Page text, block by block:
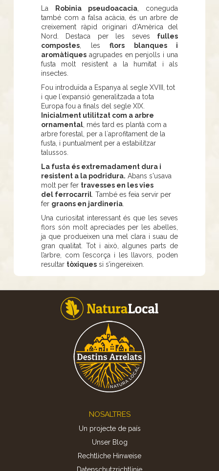
La Robinia pseudoacacia , coneguda
també com a falsa acàcia, és un arbre de
creixement ràpid originari d’Amèrica del
Nord. Destaca per les seves fulles
compostes , les flors blanques i
aromàtiques agrupades en penjolls i una
fusta molt resistent a la humitat i als
insectes.
Fou introduïda a Espanya al segle XVIII, tot
i que l´expansió generalitzada a tota
Europa fou a finals del segle XIX.
Inicialment utilitzat com a arbre
ornamental , més tard es plantà com a
arbre forestal, per a l´aprofitament de la
fusta, i puntualment per a estabilitzar
talussos.
La fusta és extremadament dura i
resistent a la podridura. Abans s'usava
molt per fer travesses en les vies
del ferrocarril . També es feia servir per
fer graons en jardineria
Una curiositat interessant és que les seves
flors són molt apreciades per les abelles,
ja que produeixen una mel clara i suau de
gran qualitat. Tot i això, algunes parts de
l’arbre, com l’escorça i les llavors, poden
resultar tòxiques si s’ingereixen.
NOSALTRES
Un projecte de país
Unser Blog
Rechtliche Hinweise
Datenschutzrichtlinie